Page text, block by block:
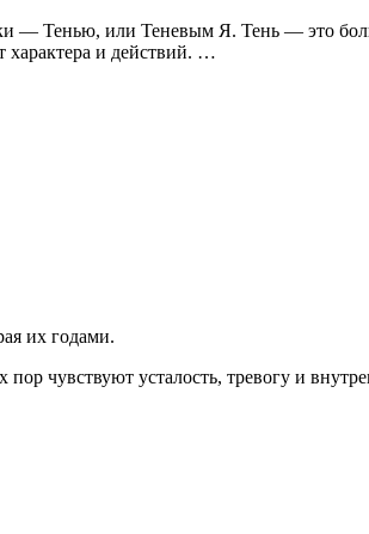
Тенью, или Теневым Я. Тень — это
характера и действий. …
их годами.
чувствуют усталость, тревогу и